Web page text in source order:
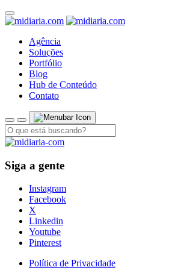
Agência
Soluções
Portfólio
Blog
Hub de Conteúdo
Contato
Siga a gente
Instagram
Facebook
X
Linkedin
Youtube
Pinterest
Política de Privacidade